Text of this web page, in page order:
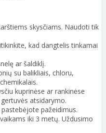
skysčiams. Naudoti tik
kad dangtelis tinkamai
ar šaldiklį.
su balikliais, chloru,
kuprinėse ar rankinėse
atsidarymo.
pažeidimus.
iki 3 metų. Uždusimo